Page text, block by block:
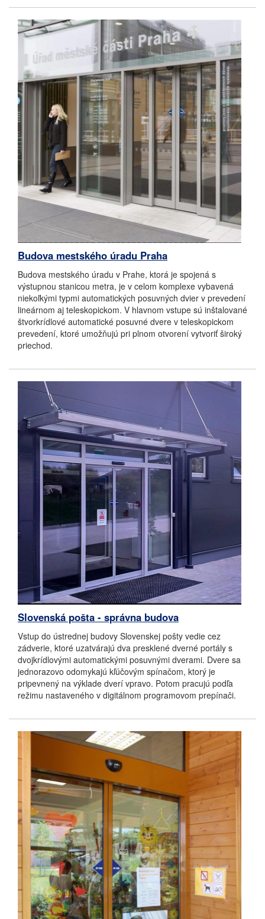
Budova mestského úradu Praha
Budova mestského úradu v Prahe, ktorá je spojená s
výstupnou stanicou metra, je v celom komplexe vybavená
niekoľkými typmi automatických posuvných dvier v prevedení
lineárnom aj teleskopickom. V hlavnom vstupe sú inštalované
štvorkrídlové automatické posuvné dvere v teleskopickom
prevedení, ktoré umožňujú pri plnom otvorení vytvoriť široký
priechod.
Slovenská pošta - správna budova
Vstup do ústrednej budovy Slovenskej pošty vedie cez
zádverie, ktoré uzatvárajú dva presklené dverné portály s
dvojkrídlovými automatickými posuvnými dverami. Dvere sa
jednorazovo odomykajú kľúčovým spínačom, ktorý je
pripevnený na výklade dverí vpravo. Potom pracujú podľa
režimu nastaveného v digitálnom programovom prepínači.